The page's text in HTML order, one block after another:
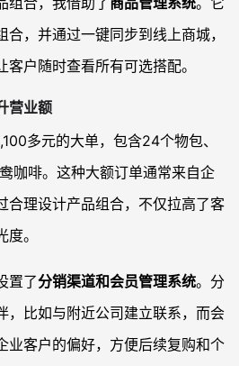
，并通过一键同步到线上商城，
户随时查看所有可选搭配。
营业额
多元的大单，包含24个物包、
咖啡。这种大额订单通常来自企
合理设计产品组合，不仅拉高了客
。
置了分销渠道和会员管理系统。分
，比如与附近公司建立联系，而会
业客户的偏好，方便后续复购和个